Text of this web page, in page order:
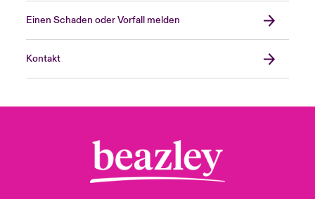
Einen Schaden oder Vorfall melden
Kontakt